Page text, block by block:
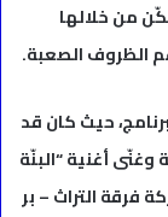
من خلالها
الظروف الصعبة.
حيث كان قد
أغنية “البنّة
فرقة التراث – بر